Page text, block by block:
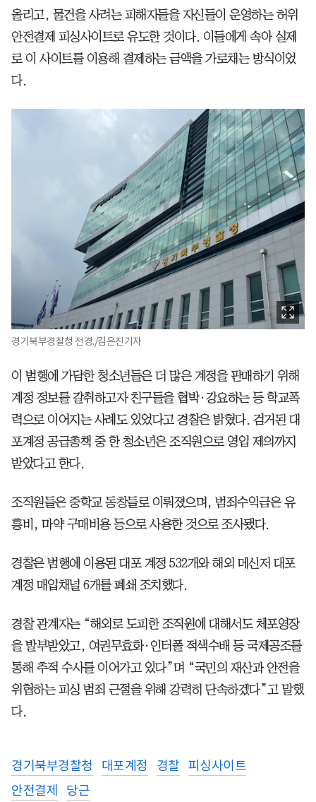
올리고, 물건을 사려는 피해자들을 자신들이 운영하는 허위
안전결제 피싱사이트로 유도한 것이다. 이들에게 속아 실제
로 이 사이트를 이용해 결제하는 금액을 가로채는 방식이었
다.
경기북부경찰청 전경./김은진기자
이 범행에 가담한 청소년들은 더 많은 계정을 판매하기 위해
계정 정보를 갈취하고자 친구들을 협박·강요하는 등 학교폭
력으로 이어지는 사례도 있었다고 경찰은 밝혔다. 검거된 대
포계정 공급총책 중 한 청소년은 조직원으로 영입 제의까지
받았다고 한다.
조직원들은 중학교 동창들로 이뤄졌으며, 범죄수익금은 유
흥비, 마약 구매비용 등으로 사용한 것으로 조사됐다.
경찰은 범행에 이용된 대포 계정 532개와 해외 메신저 대포
계정 매입채널 6개를 폐쇄 조치했다.
경찰 관계자는 “해외로 도피한 조직원에 대해서도 체포영장
을 발부받았고, 여권무효화·인터폴 적색수배 등 국제공조를
통해 추적 수사를 이어가고 있다”며 “국민의 재산과 안전을
위협하는 피싱 범죄 근절을 위해 강력히 단속하겠다”고 말했
다.
경기북부경찰청 대포계정 경찰 피싱사이트
안전결제
당근